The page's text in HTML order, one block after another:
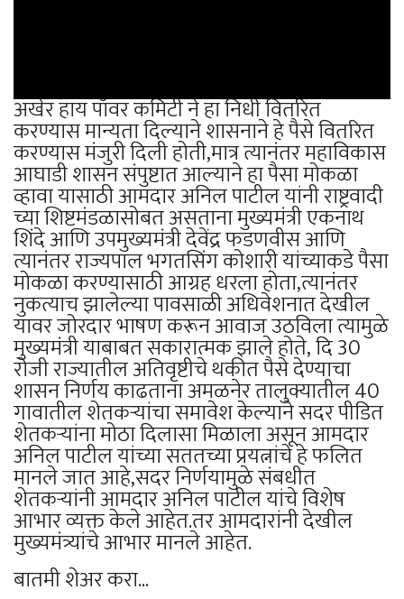
अखेर हाय पॉवर कमिटी ने हा निधी वितरित
करण्यास मान्यता दिल्याने शासनाने हे पैसे वितरित
करण्यास मंजुरी दिली होती,मात्र त्यानंतर महाविकास
आघाडी शासन संपुष्टात आल्याने हा पैसा मोकळा
व्हावा यासाठी आमदार अनिल पाटील यांनी राष्ट्रवादी
च्या शिष्टमंडळासोबत असताना मुख्यमंत्री एकनाथ
शिंदे आणि उपमुख्यमंत्री देवेंद्र फडणवीस आणि
त्यानंतर राज्यपाल भगतसिंग कोशारी यांच्याकडे पैसा
मोकळा करण्यासाठी आग्रह धरला होता,त्यानंतर
नुकत्याच झालेल्या पावसाळी अधिवेशनात देखील
यावर जोरदार भाषण करून आवाज उठविला त्यामुळे
मुख्यमंत्री याबाबत सकारात्मक झाले होते, दि 30
रोजी राज्यातील अतिवृष्टीचे थकीत पैसे देण्याचा
शासन निर्णय काढताना अमळनेर तालुक्यातील 40
गावातील शेतकऱ्यांचा समावेश केल्याने सदर पीडित
शेतकऱ्यांना मोठा दिलासा मिळाला असून आमदार
अनिल पाटील यांच्या सततच्या प्रयत्नांचे हे फलित
मानले जात आहे,सदर निर्णयामुळे संबधीत
शेतकऱ्यांनी आमदार अनिल पाटील यांचे विशेष
आभार व्यक्त केले आहेत.तर आमदारांनी देखील
मुख्यमंत्र्यांचे आभार मानले आहेत.
बातमी शेअर करा...